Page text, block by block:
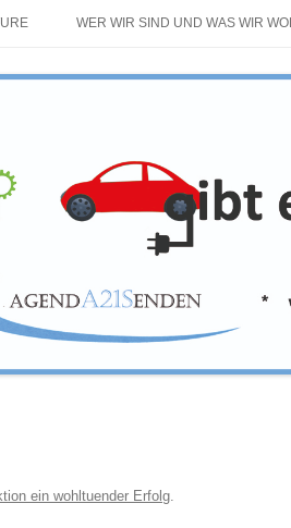
WER WIR SIND UND WAS WIR
ein wohltuender Erfolg